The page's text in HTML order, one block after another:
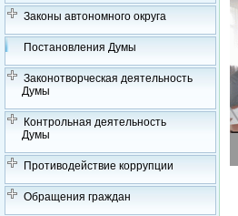
Законы автономного округа
Постановления Думы
Законотворческая деятельность
Думы
Контрольная деятельность
Думы
Противодействие коррупции
Обращения граждан